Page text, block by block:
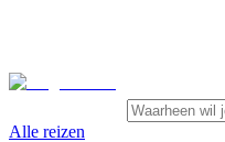
Alle reizen